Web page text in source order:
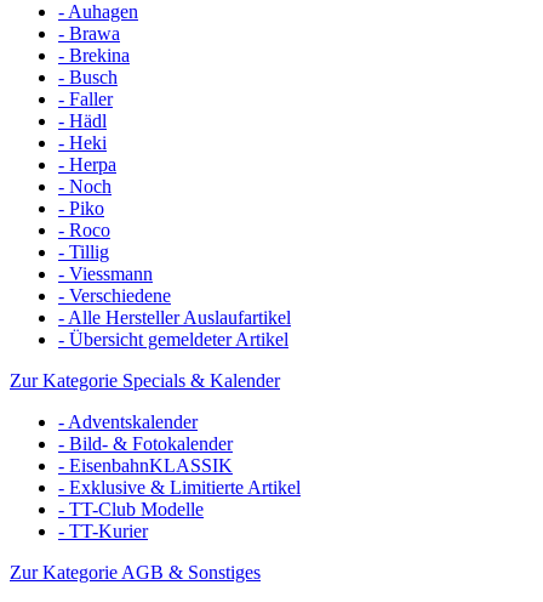
- Auhagen
- Brawa
- Brekina
- Busch
- Faller
- Hädl
- Heki
- Herpa
- Noch
- Piko
- Roco
- Tillig
- Viessmann
- Verschiedene
- Alle Hersteller Auslaufartikel
- Übersicht gemeldeter Artikel
Zur Kategorie Specials & Kalender
- Adventskalender
- Bild- & Fotokalender
- EisenbahnKLASSIK
- Exklusive & Limitierte Artikel
- TT-Club Modelle
- TT-Kurier
Zur Kategorie AGB & Sonstiges